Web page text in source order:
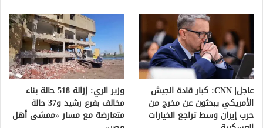
عاجل| CNN: كبار قادة الجيش
الأمريكي يبحثون عن مخرج من
حرب إيران وسط تراجع الخيارات
وزير الري: إزالة 518 حالة بناء
مخالف بفرع رشيد و37 حالة
متعارضة مع مسار «ممشى أهل